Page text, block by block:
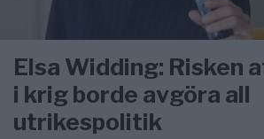
Elsa Widding: Risken
i krig borde avgöra all
utrikespolitik